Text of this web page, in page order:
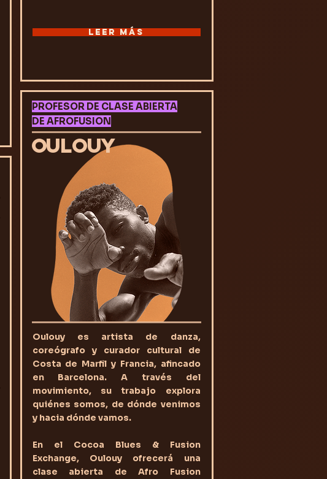
LEER MÁS
PROFESOR DE CLASE ABIERTA
DE AFROFUSION
OULOUY
Oulouy es artista de danza,
coreógrafo y curador cultural de
Costa de Marfil y Francia, afincado
en Barcelona. A través del
movimiento, su trabajo explora
quiénes somos, de dónde venimos
y hacia dónde vamos.
En el Cocoa Blues & Fusion
Exchange, Oulouy ofrecerá una
clase abierta de Afro Fusion